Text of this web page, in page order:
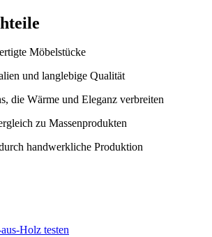
Möbelstücke
und langlebige Qualität
die Wärme und Eleganz verbreiten
zu Massenprodukten
handwerkliche Produktion
Holz testen